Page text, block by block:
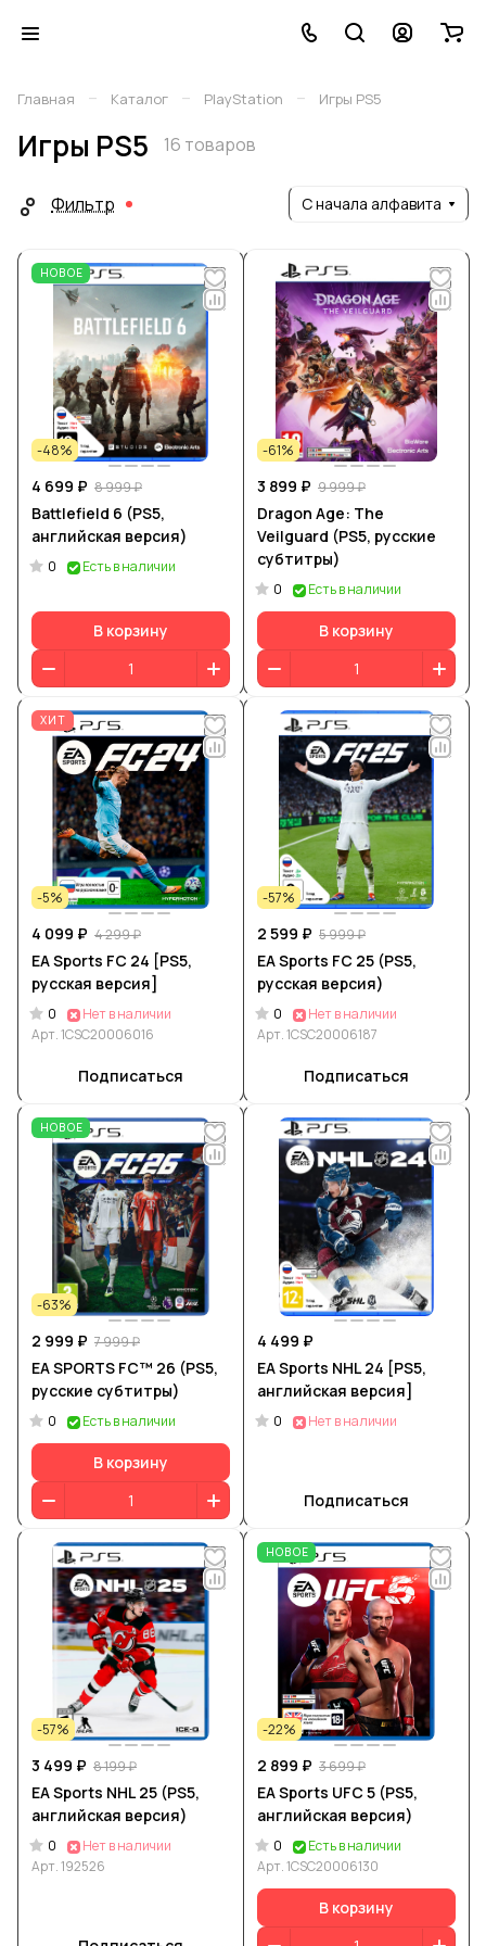
Главная – Каталог – PlayStation – Игры PS5
Игры PS5 16 товаров
Фильтр С начала алфавита
НОВОЕ
-48%
4 699 ₽ 8 999 ₽
Battlefield 6 (PS5,
английская версия)
0 Есть в наличии
В корзину
-61%
3 899 ₽ 9 999 ₽
Dragon Age: The
Veilguard (PS5, русские
субтитры)
0 Есть в наличии
В корзину
ХИТ
-5%
4 099 ₽ 4 299 ₽
EA Sports FC 24 [PS5,
русская версия]
0
Нет в наличии
Арт.1CSC20006016
Подписаться
-57%
2 599 ₽ 5 999 ₽
EA Sports FC 25 (PS5,
русская версия)
0
Нет в наличии
Арт.1CSC20006187
Подписаться
НОВОЕ
-63%
2 999 ₽ 7 999 ₽
EA SPORTS FC™ 26 (PS5,
русские субтитры)
0 Есть в наличии
В корзину
4 499 ₽
EA Sports NHL 24 [PS5,
английская версия]
0 Нет в наличии
Подписаться
-57%
3 499 ₽ 8 199 ₽
EA Sports NHL 25 (PS5,
английская версия)
0
Нет в наличии
Арт.192526
НОВОЕ
-22%
2 899 ₽ 3 699 ₽
EA Sports UFC 5 (PS5,
английская версия)
0
Есть в наличии
Арт.1CSC20006130
В корзину